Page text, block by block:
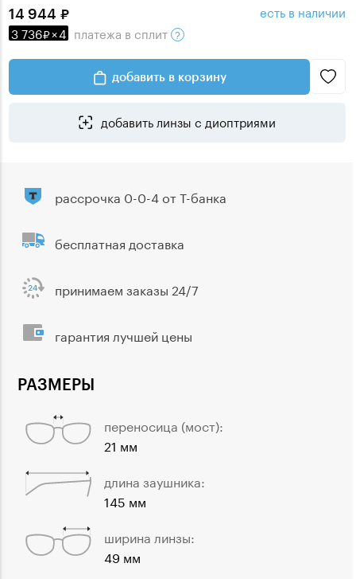
14 944
3 736 ×4 платежа в сплит
есть в наличии
добавить в корзину
добавить линзы с диоптриями
РАЗМЕРЫ
переносица (мост):
21 мм
длина заушника:
145 мм
ширина линзы:
49 мм
рассрочка 0-0-4 от Т-банка
бесплатная доставка
принимаем заказы 24/7
гарантия лучшей цены